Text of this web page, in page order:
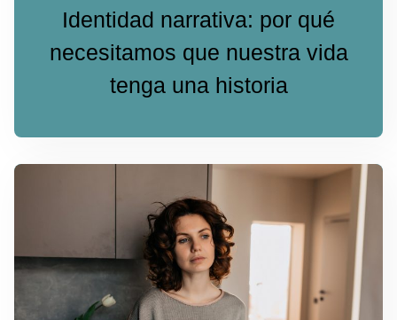
Identidad narrativa: por qué
necesitamos que nuestra vida
tenga una historia